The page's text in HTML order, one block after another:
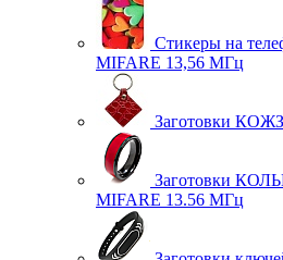
Стикеры на
MIFARE 13,56 МГц
Заготовки
Заготовки
MIFARE 13.56 МГц